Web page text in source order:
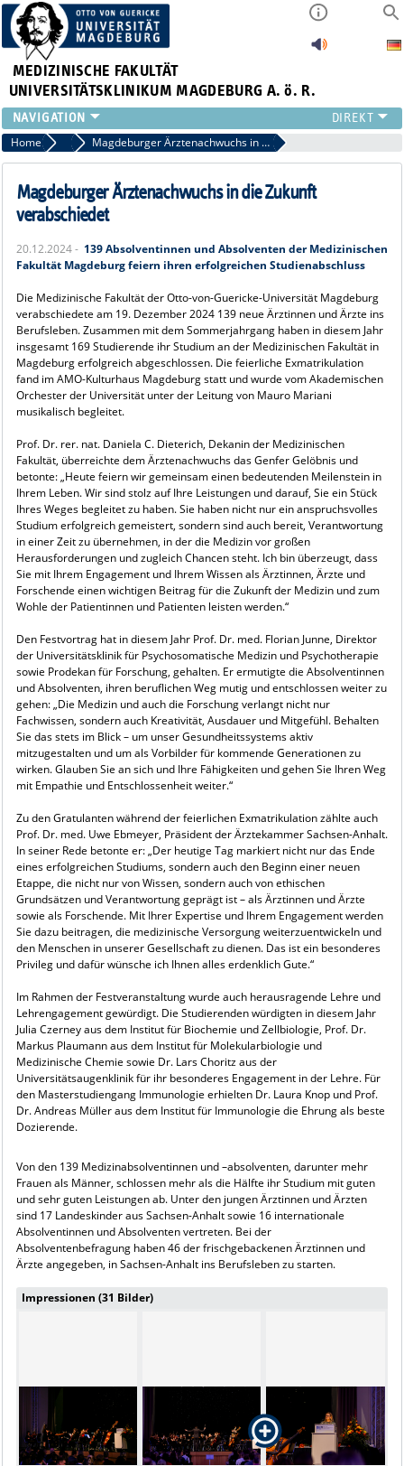
MEDIZINISCHE FAKULTÄT
UNIVERSITÄTSKLINIKUM MAGDEBURG A. ö. R.
INSTITUTE
KLINIKEN
ZENTRALE EINRICHTUNGEN
FORSCHUNG
ÜBER UNS
INTERNATIONAL
INTRANET
Home Archiv 2024 Magdeburger Ärztenachwuchs in die Zukunft verabschiedet
Magdeburger Ärztenachwuchs in die Zukunft
verabschiedet
20.12.2024 - 139 Absolventinnen und Absolventen der Medizinischen
Fakultät Magdeburg feiern ihren erfolgreichen Studienabschluss
Die Medizinische Fakultät der Otto-von-Guericke-Universität Magdeburg
verabschiedete am 19. Dezember 2024 139 neue Ärztinnen und Ärzte ins
Berufsleben. Zusammen mit dem Sommerjahrgang haben in diesem Jahr
insgesamt 169 Studierende ihr Studium an der Medizinischen Fakultät in
Magdeburg erfolgreich abgeschlossen. Die feierliche Exmatrikulation
fand im AMO-Kulturhaus Magdeburg statt und wurde vom Akademischen
Orchester der Universität unter der Leitung von Mauro Mariani
musikalisch begleitet.
Prof. Dr. rer. nat. Daniela C. Dieterich, Dekanin der Medizinischen
Fakultät, überreichte dem Ärztenachwuchs das Genfer Gelöbnis und
betonte: „Heute feiern wir gemeinsam einen bedeutenden Meilenstein in
Ihrem Leben. Wir sind stolz auf Ihre Leistungen und darauf, Sie ein Stück
Ihres Weges begleitet zu haben. Sie haben nicht nur ein anspruchsvolles
Studium erfolgreich gemeistert, sondern sind auch bereit, Verantwortung
in einer Zeit zu übernehmen, in der die Medizin vor großen
Herausforderungen und zugleich Chancen steht. Ich bin überzeugt, dass
Sie mit Ihrem Engagement und Ihrem Wissen als Ärztinnen, Ärzte und
Forschende einen wichtigen Beitrag für die Zukunft der Medizin und zum
Wohle der Patientinnen und Patienten leisten werden.“
Den Festvortrag hat in diesem Jahr Prof. Dr. med. Florian Junne, Direktor
der Universitätsklinik für Psychosomatische Medizin und Psychotherapie
sowie Prodekan für Forschung, gehalten. Er ermutigte die Absolventinnen
und Absolventen, ihren beruflichen Weg mutig und entschlossen weiter zu
gehen: „Die Medizin und auch die Forschung verlangt nicht nur
Fachwissen, sondern auch Kreativität, Ausdauer und Mitgefühl. Behalten
Sie das stets im Blick – um unser Gesundheitssystems aktiv
mitzugestalten und um als Vorbilder für kommende Generationen zu
wirken. Glauben Sie an sich und Ihre Fähigkeiten und gehen Sie Ihren Weg
mit Empathie und Entschlossenheit weiter.“
Zu den Gratulanten während der feierlichen Exmatrikulation zählte auch
Prof. Dr. med. Uwe Ebmeyer, Präsident der Ärztekammer Sachsen-Anhalt.
In seiner Rede betonte er: „Der heutige Tag markiert nicht nur das Ende
eines erfolgreichen Studiums, sondern auch den Beginn einer neuen
Etappe, die nicht nur von Wissen, sondern auch von ethischen
Grundsätzen und Verantwortung geprägt ist – als Ärztinnen und Ärzte
sowie als Forschende. Mit Ihrer Expertise und Ihrem Engagement werden
Sie dazu beitragen, die medizinische Versorgung weiterzuentwickeln und
den Menschen in unserer Gesellschaft zu dienen. Das ist ein besonderes
Privileg und dafür wünsche ich Ihnen alles erdenklich Gute.“
Im Rahmen der Festveranstaltung wurde auch herausragende Lehre und
Lehrengagement gewürdigt. Die Studierenden würdigten in diesem Jahr
Julia Czerney aus dem Institut für Biochemie und Zellbiologie, Prof. Dr.
Markus Plaumann aus dem Institut für Molekularbiologie und
Medizinische Chemie sowie Dr. Lars Choritz aus der
Universitätsaugenklinik für ihr besonderes Engagement in der Lehre. Für
den Masterstudiengang Immunologie erhielten Dr. Laura Knop und Prof.
Dr. Andreas Müller aus dem Institut für Immunologie die Ehrung als beste
Dozierende.
Von den 139 Medizinabsolventinnen und –absolventen, darunter mehr
Frauen als Männer, schlossen mehr als die Hälfte ihr Studium mit guten
und sehr guten Leistungen ab. Unter den jungen Ärztinnen und Ärzten
sind 17 Landeskinder aus Sachsen-Anhalt sowie 16 internationale
Absolventinnen und Absolventen vertreten. Bei der
Absolventenbefragung haben 46 der frischgebackenen Ärztinnen und
Ärzte angegeben, in Sachsen-Anhalt ins Berufsleben zu starten.
Impressionen (31 Bilder)